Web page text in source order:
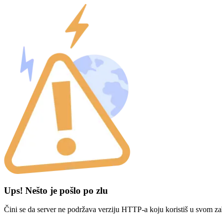
Ups! Nešto je pošlo po zlu
Čini se da server ne podržava verziju HTTP-a koju koristiš u svom